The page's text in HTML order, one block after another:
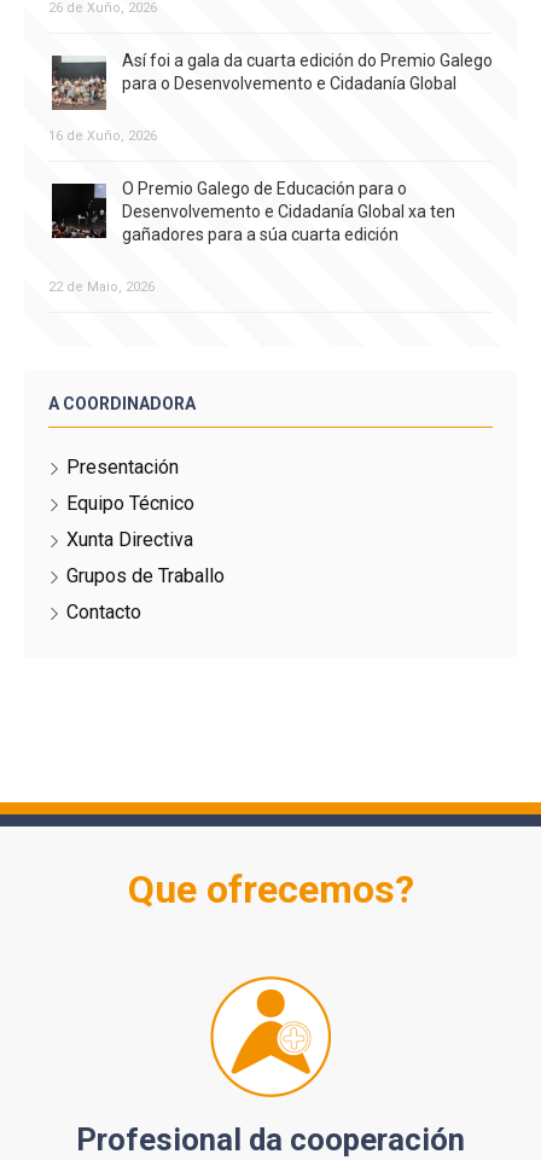
26 de Xuño, 2026
Así foi a gala da cuarta edición do Premio Galego
para o Desenvolvemento e Cidadanía Global
16 de Xuño, 2026
O Premio Galego de Educación para o
Desenvolvemento e Cidadanía Global xa ten
gañadores para a súa cuarta edición
22 de Maio, 2026
A COORDINADORA
Presentación
Equipo Técnico
Xunta Directiva
Grupos de Traballo
Contacto
Que ofrecemos?
Profesional da cooperación